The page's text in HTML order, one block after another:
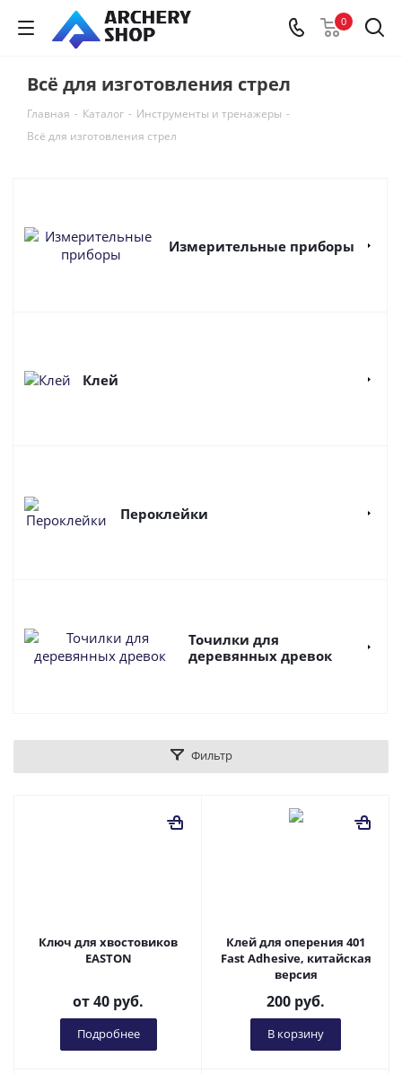
0
Всё для изготовления стрел
Главная - Каталог - Инструменты и тренажеры -
Всё для изготовления стрел
Измерительные приборы
Клей
Пероклейки
Точилки для
деревянных древок
Фильтр
Ключ для хвостовиков
EASTON
от40 руб.
Подробнее
Клей для оперения 401
Fast Adhesive, китайская
версия
200 руб.
В корзину